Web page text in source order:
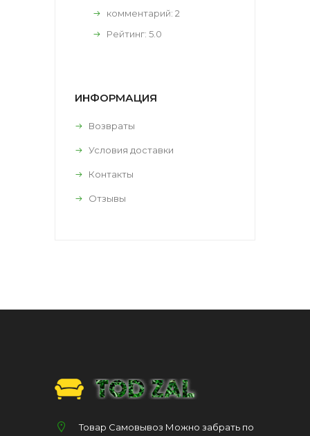
комментарий: 2
Рейтинг: 5.0
ИНФОРМАЦИЯ
Возвраты
Условия доставки
Контакты
Отзывы
Товар Самовывоз Можно забрать по